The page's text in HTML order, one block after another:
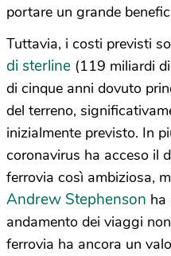
portare un grande
Tuttavia, i costi previsti
di sterline (119 miliardi
di cinque anni dovuto
del terreno,
inizialmente previsto. In
coronavirus ha acceso il
ferrovia così ambiziosa,
Andrew Stephenson ha
andamento dei viaggi
ferrovia ha ancora un